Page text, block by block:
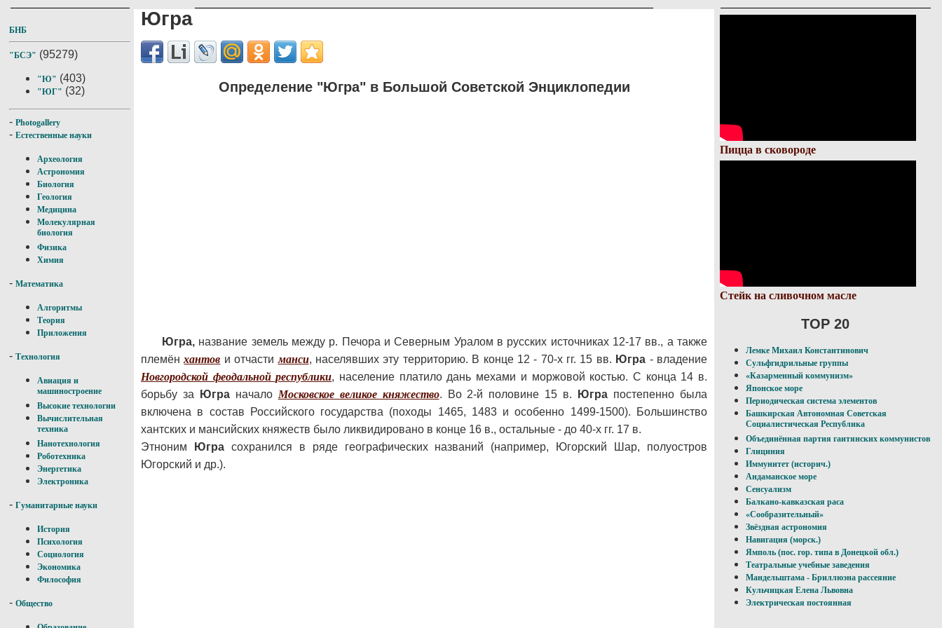
БНБ
"БСЭ" (95279)
"Ю" (403)
"ЮГ" (32)
- Photogallery
- Естественные науки
Археология
Астрономия
Биология
Геология
Медицина
Молекулярная
биология
Физика
Химия
- Математика
Алгоритмы
Теория
Приложения
- Технология
Авиация и
машиностроение
Высокие технологии
Вычислительная
техника
Нанотехнология
Роботехника
Энергетика
Электроника
- Гуманитарные науки
История
Психология
Социология
Экономика
Философия
- Общество
Югра
Определение "Югра" в Большой Советской Энциклопедии
Югра, название земель между р. Печора и Северным Уралом в русских источниках 12-17 вв., а также
племёнхантов и отчастиманси, населявших эту территорию. В конце 12 - 70-х гг. 15 вв. Югра - владение
Новгородской феодальной республики, население платило дань мехами и моржовой костью. С конца 14 в.
борьбу за
Юграначало Московское великое княжество. Во 2-й половине 15 в. Югра постепенно была
включена в состав Российского государства (походы 1465, 1483 и особенно 1499-1500). Большинство
хантских и мансийских княжеств было ликвидировано в конце 16 в., остальные - до 40-х гг. 17 в.
Этноним
Юграсохранился в ряде географических названий (например, Югорский Шар, полуостров
Югорский и др.).
Пицца в сковороде
Стейк на сливочном масле
TOP 20
Лемке Михаил Константинович
Сульфгидрильные группы
«Казарменный коммунизм»
Японское море
Периодическая система элементов
Башкирская Автономная Советская
Социалистическая Республика
Объединённая партия гаитянских коммунистов
Глициния
Иммунитет (историч.)
Андаманское море
Сенсуализм
Балкано-кавказская раса
«Сообразительный»
Звёздная астрономия
Навигация (морск.)
Ямполь (пос. гор. типа в Донецкой обл.)
Театральные учебные заведения
Мандельштама - Бриллюэна рассеяние
Кульчицкая Елена Львовна
Электрическая постоянная